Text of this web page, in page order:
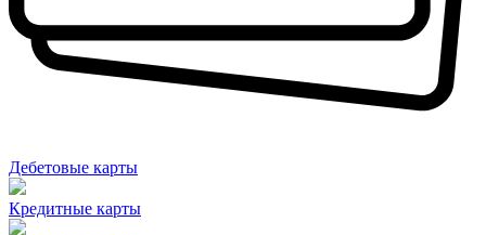
Дебетовые карты
Кредитные карты